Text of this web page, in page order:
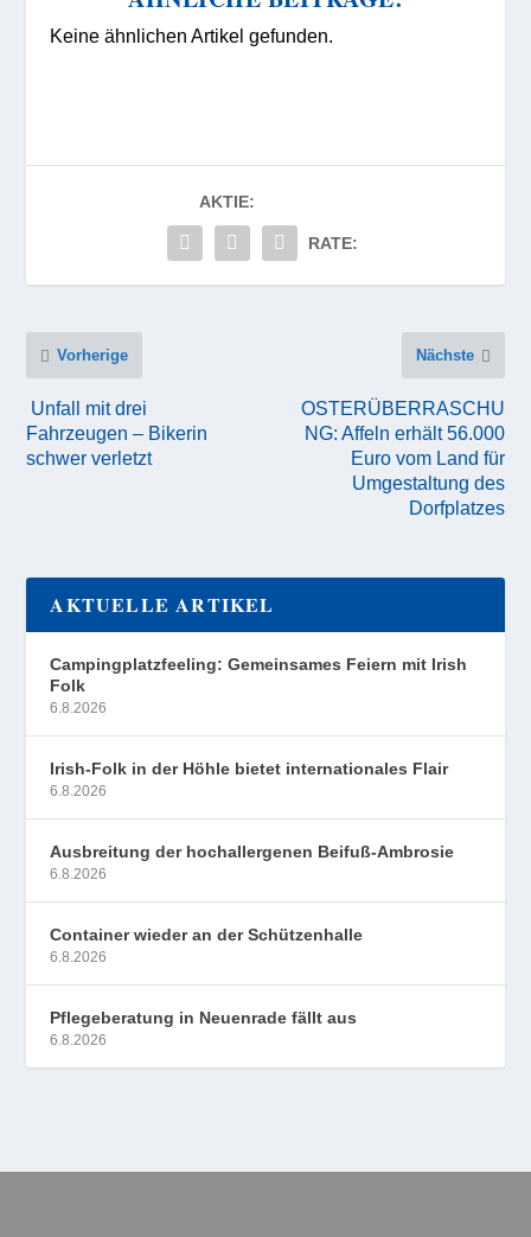
Keine ähnlichen Artikel gefunden.
AKTIE:
RATE:
Vorherige
Unfall mit drei
Fahrzeugen – Bikerin
schwer verletzt
Nächste
OSTERÜBERRASCHU
NG: Affeln erhält 56.000
Euro vom Land für
Umgestaltung des
Dorfplatzes
AKTUELLE ARTIKEL
Campingplatzfeeling: Gemeinsames Feiern mit Irish
Folk
6.8.2026
Irish-Folk in der Höhle bietet internationales Flair
6.8.2026
Ausbreitung der hochallergenen Beifuß-Ambrosie
6.8.2026
Container wieder an der Schützenhalle
6.8.2026
Pflegeberatung in Neuenrade fällt aus
6.8.2026